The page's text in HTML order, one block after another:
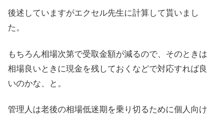
後述していますがエクセル先生に計算して貰いまし
た。
もちろん相場次第で受取金額が減るので、そのときは
相場良いときに現金を残しておくなどで対応すれば良
いのかな、と。
管理人は老後の相場低迷期を乗り切るために個人向け